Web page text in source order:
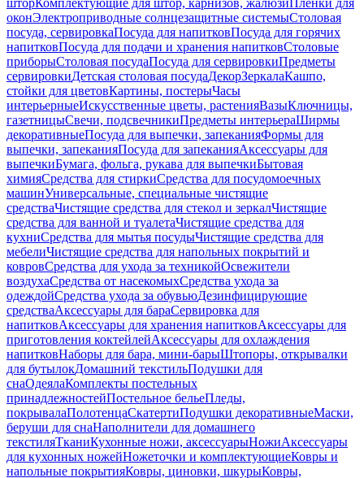
шторКомплектующие для штор, карнизов, жалюзиПленки для
оконЭлектроприводные солнцезащитные системыСтоловая
посуда, сервировкаПосуда для напитковПосуда для горячих
напитковПосуда для подачи и хранения напитковСтоловые
приборыСтоловая посудаПосуда для сервировкиПредметы
сервировкиДетская столовая посудаДекорЗеркалаКашпо,
стойки для цветовКартины, постерыЧасы
интерьерныеИскусственные цветы, растенияВазыКлючницы,
газетницыСвечи, подсвечникиПредметы интерьераШирмы
декоративныеПосуда для выпечки, запеканияФормы для
выпечки, запеканияПосуда для запеканияАксессуары для
выпечкиБумага, фольга, рукава для выпечкиБытовая
химияСредства для стиркиСредства для посудомоечных
машинУниверсальные, специальные чистящие
средстваЧистящие средства для стекол и зеркалЧистящие
средства для ванной и туалетаЧистящие средства для
кухниСредства для мытья посудыЧистящие средства для
мебелиЧистящие средства для напольных покрытий и
ковровСредства для ухода за техникойОсвежители
воздухаСредства от насекомыхСредства ухода за
одеждойСредства ухода за обувьюДезинфицирующие
средстваАксессуары для бараСервировка для
напитковАксессуары для хранения напитковАксессуары для
приготовления коктейлейАксессуары для охлаждения
напитковНаборы для бара, мини-барыШтопоры, открывалки
для бутылокДомашний текстильПодушки для
снаОдеялаКомплекты постельных
принадлежностейПостельное бельеПледы,
покрывалаПолотенцаСкатертиПодушки декоративныеМаски,
беруши для снаНаполнители для домашнего
текстиляТканиКухонные ножи, аксессуарыНожиАксессуары
для кухонных ножейНожеточки и комплектующиеКовры и
напольные покрытияКовры, циновки, шкурыКовры,